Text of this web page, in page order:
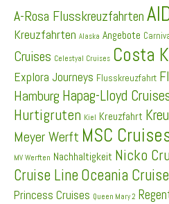
A-Rosa Flusskreuzfahrten
Kreuzfahrten Alaska Angebote
Cruises Celestyal Cruises Costa
Explora Journeys Flusskreuzfahrt
Hamburg Hapag-Lloyd
Hurtigruten Kiel Kreuzfahrt
Meyer Werft MSC
MV Werften Nachhaltigkeit Nicko
Cruise Line Oceania
Princess Cruises Queen Mary 2